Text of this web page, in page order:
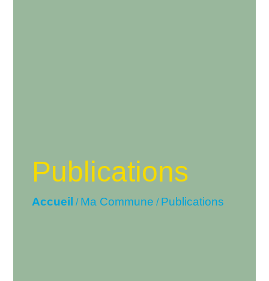
Publications
Accueil / Ma Commune / Publications